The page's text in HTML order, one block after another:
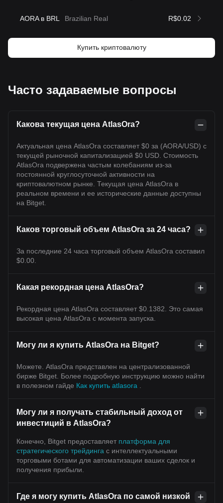
AORA в BRL Brazilian Real R$0.02
Купить криптовалюту
Часто задаваемые вопросы
Какова текущая цена AtlasOra?
Актуальная цена AtlasOra составляет $0 за (AORA/USD) с
текущей рыночной капитализацией $0 USD. Стоимость
AtlasOra подвержена частым колебаниям из-за
постоянной круглосуточной активности на
криптовалютном рынке. Текущая цена AtlasOra в
реальном времени и ее исторические данные доступны
на Bitget.
Каков торговый объем AtlasOra за 24 часа?
За последние 24 часа торговый объем AtlasOra составил
$0.00.
Какая рекордная цена AtlasOra?
Рекордная цена AtlasOra составляет $0.1382. Это самая
высокая цена AtlasOra с момента запуска.
Могу ли я купить AtlasOra на Bitget?
Можете. AtlasOra представлен на централизованной
бирже Bitget. Более подробную инструкцию можно найти
в полезном гайде Как купить atlasora
Могу ли я получать стабильный доход от
инвестиций в AtlasOra?
Конечно, Bitget предоставляет платформа для
стратегического трейдинга с интеллектуальными
торговыми ботами для автоматизации ваших сделок и
получения прибыли.
Где я могу купить AtlasOra по самой низкой